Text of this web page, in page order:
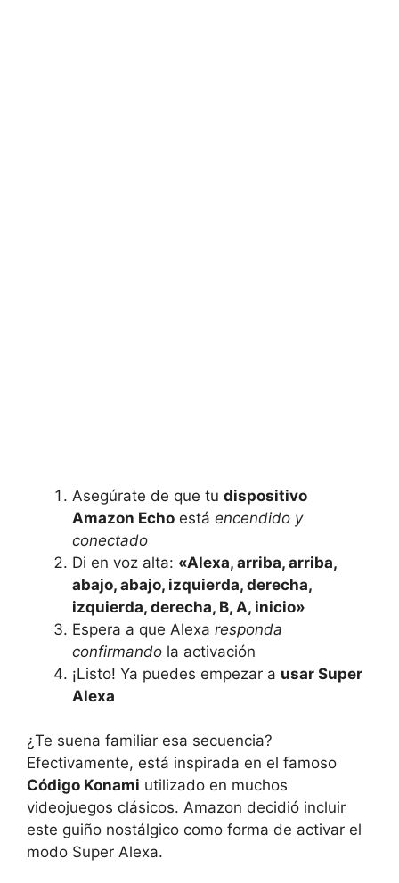
Asegúrate de que tu dispositivo
Amazon Echo está encendido y
conectado
Di en voz alta: «Alexa, arriba, arriba,
abajo, abajo, izquierda, derecha,
izquierda, derecha, B, A, inicio»
Espera a que Alexa responda
confirmando la activación
¡Listo! Ya puedes empezar a usar Super
Alexa
¿Te suena familiar esa secuencia?
Efectivamente, está inspirada en el famoso
Código Konami utilizado en muchos
videojuegos clásicos. Amazon decidió incluir
este guiño nostálgico como forma de activar el
modo Super Alexa.